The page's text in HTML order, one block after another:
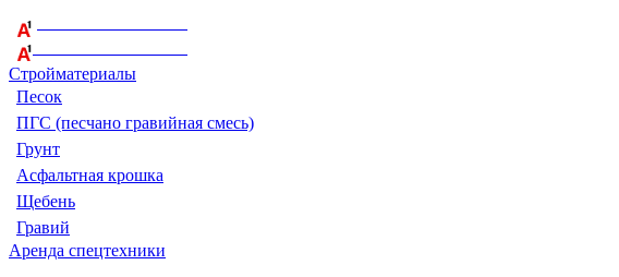
Стройматериалы
Песок
ПГС (песчано гравийная смесь)
Грунт
Асфальтная крошка
Щебень
Гравий
Аренда спецтехники